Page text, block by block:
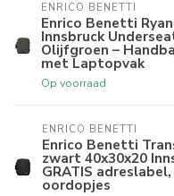
ENRICO BENETTI
Enrico Benetti
Innsbruck
Olijfgroen –
met Laptopvak
Op voorraad
ENRICO BENETTI
Enrico Benetti
zwart 40x30x20
GRATIS
oordopjes